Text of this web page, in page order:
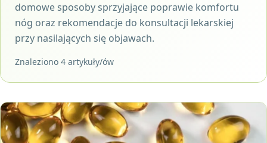
domowe sposoby sprzyjające poprawie komfortu
nóg oraz rekomendacje do konsultacji lekarskiej
przy nasilających się objawach.
Znaleziono 4 artykuły/ów